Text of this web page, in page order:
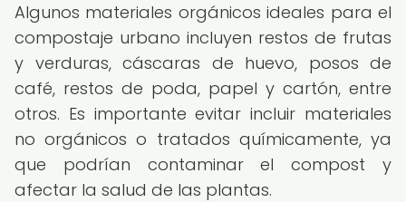
Algunos materiales orgánicos ideales para el
compostaje urbano incluyen restos de frutas
y verduras, cáscaras de huevo, posos de
café, restos de poda, papel y cartón, entre
otros. Es importante evitar incluir materiales
no orgánicos o tratados químicamente, ya
que podrían contaminar el compost y
afectar la salud de las plantas.